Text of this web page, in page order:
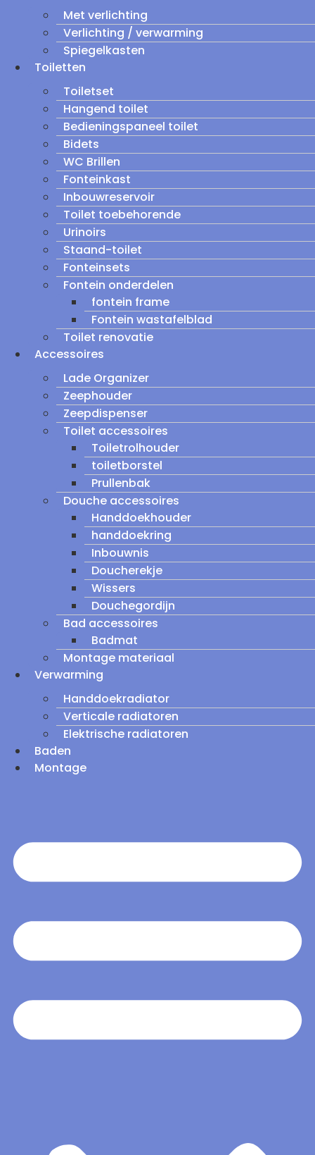
Met verlichting
Verlichting / verwarming
Spiegelkasten
Toiletten
Toiletset
Hangend toilet
Bedieningspaneel toilet
Bidets
WC Brillen
Fonteinkast
Inbouwreservoir
Toilet toebehorende
Urinoirs
Staand-toilet
Fonteinsets
Fontein onderdelen
fontein frame
Fontein wastafelblad
Toilet renovatie
Accessoires
Lade Organizer
Zeephouder
Zeepdispenser
Toilet accessoires
Toiletrolhouder
toiletborstel
Prullenbak
Douche accessoires
Handdoekhouder
handdoekring
Inbouwnis
Doucherekje
Wissers
Douchegordijn
Bad accessoires
Badmat
Montage materiaal
Verwarming
Handdoekradiator
Verticale radiatoren
Elektrische radiatoren
Baden
Montage